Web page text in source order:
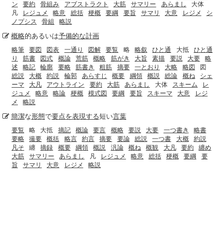
ン
要約 骨組み アブストラクト 大筋 サマリー あらまし
大体
凡
レジュメ 略意 総括 梗概 要綱 要旨 サマリ 大意 レジメ
シ
ノプシス
骨組 略説
概略的あるいは予備的な計画
略筆 要図 図表 一通り 図解 要覧 略 略叙 ひと通 大抵
ひと通
り
筋書 図式 概論 荒筋 概略 筋がき 大旨 素描 要説 大要
略
述
略記 輪廓 要略 筋書き 粗筋 摘要 一とおり 大略 略図
図
総説
大概 約説 輪郭 あらすじ 概要 綱領 概説 総論 概ね
シェ
ーマ
大凡 アウトライン 要約 大筋 あらまし 大体 スキーム
レ
ジュメ
略意 略論 梗概 模式図 要綱 要旨 スキーマ 大意
レジ
メ
略説
簡潔な形態で要点を表現する短い言葉
要覧 略 大抵 摘記 概論 要言 概略 要説 大要 一つ書き
略書
要略
撮要 概括 略言 約言 摘要 要論 総説 一つ書 大概
約説
凡そ
纏 摘録 概要 綱領 概説 汎論 概ね 概観 大凡 要約
纏め
大筋
サマリー あらまし 凡 レジュメ 略意 総括 梗概 要綱
要
旨
サマリ 大意 レジメ 略説